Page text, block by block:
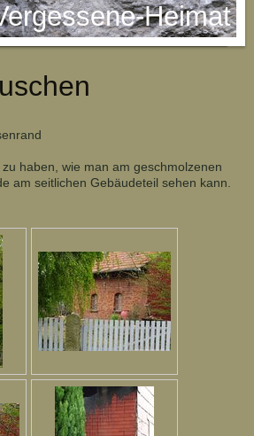
Heimat
haben, wie man am geschmolzenen
am seitlichen Gebäudeteil sehen kann.